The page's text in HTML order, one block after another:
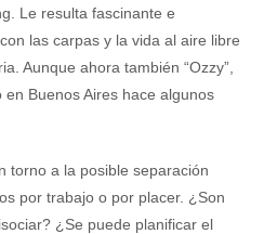
Le resulta fascinante e
las carpas y la vida al aire libre
Aunque ahora también “Ozzy”,
Buenos Aires hace algunos
torno a la posible separación
por trabajo o por placer. ¿Son
¿Se puede planificar el